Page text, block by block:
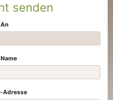
senden
An
Adresse